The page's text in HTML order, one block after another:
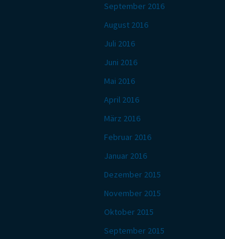
September 2016
August 2016
Juli 2016
Juni 2016
Mai 2016
April 2016
März 2016
Februar 2016
Januar 2016
Dezember 2015
November 2015
Oktober 2015
September 2015